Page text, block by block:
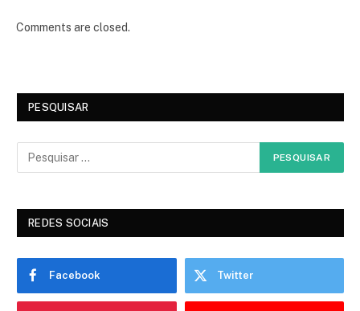
Comments are closed.
PESQUISAR
REDES SOCIAIS
Facebook Twitter